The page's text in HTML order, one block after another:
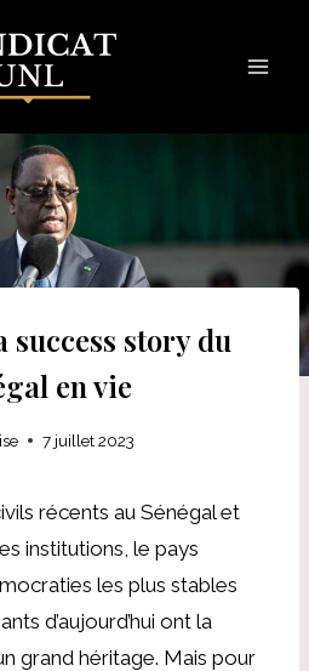
story du
en vie
7 juillet 2023
récents au Sénégal et
institutions, le pays
les plus stables
d’aujourd’hui ont la
grand héritage. Mais pour